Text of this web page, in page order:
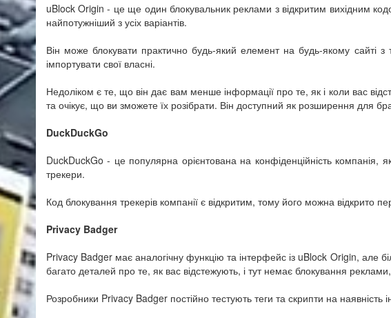
uBlock Origin - це ще один блокувальник реклами з відкритим вихідним
найпотужніший з усіх варіантів.
Він може блокувати практично будь-який елемент на будь-якому сайті
імпортувати свої власні.
Недоліком є те, що він дає вам менше інформації про те, як і коли вас
та очікує, що ви зможете їх розібрати. Він доступний як розширення для
DuckDuckGo
DuckDuckGo - це популярна орієнтована на конфіденційність
трекери.
Код блокування трекерів компанії є відкритим, тому його можна
Privacy Badger
Privacy Badger має аналогічну функцію та інтерфейс із uBlock Origin, але
багато деталей про те, як вас відстежують, і тут немає блокування
Розробники Privacy Badger постійно тестують теги та скрипти на